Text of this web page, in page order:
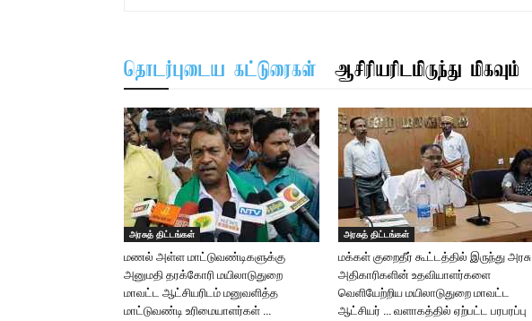
தொடர்புடைய கட்டுரைகள் ஆசிரியரிடமிருந்து மிகவும்
அரசுத் திட்டங்கள்
மணல் அள்ள மாட்டுவண்டிகளுக்கு
அனுமதி தரக்கோரி மயிலாடுதுறை
மாவட்ட ஆட்சியரிடம் மனுவளித்த
மாட்டுவண்டி உரிமையாளர்கள் …
அரசுத் திட்டங்கள்
மக்கள் குறைதீர் கூட்டத்தில் இருந்து அரசு
அதிகாரிகளின் உதவியாளர்களை
வெளியேற்றிய மயிலாடுதுறை மாவட்ட
ஆட்சியர் … வளாகத்தில் ஏற்பட்ட பரபரப்பு